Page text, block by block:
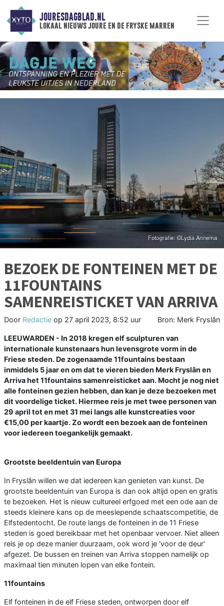
JOURESDAGBLAD.NL
lokaal nieuws joure en de fryske marren
BEZOEK DE FONTEINEN MET DE
11FOUNTAINS
SAMENREISTICKET VAN ARRIVA
Door Redactie op 27 april 2023, 8:52 uur Bron: Merk Fryslân
LEEUWARDEN - In 2018 kregen elf sculpturen van
internationale kunstenaars hun levensgrote vorm in de
Friese steden. De zogenaamde 11fountains bestaan
inmiddels 5 jaar en om dat te vieren bieden Merk Fryslân en
Arriva het 11fountains samenreisticket aan. Mocht je nog niet
alle fonteinen gezien hebben, dan kan je deze bezoeken met
dit voordelige ticket. Hiermee reis je met twee personen van
29 april tot en met 31 mei langs alle kunstcreaties voor
€15,00 per kaartje. Zo wordt een bezoek aan de fonteinen
voor iedereen toegankelijk gemaakt.
Grootste beeldentuin van Europa
In Fryslân willen we dat iedereen kan genieten van kunst. De
grootste beeldentuin van Europa is dan ook altijd open en gratis
te bezoeken. Het is nieuw cultureel erfgoed met een ode aan de
steeds kleinere kans op de meeslepende schaatscompetitie, de
Elfstedentocht. De route langs de fonteinen in de 11 Friese
steden is goed bereikbaar met het openbaar vervoer. Niet alleen
reis je op deze manier duurzaam, ook word je 'voor de deur'
afgezet. De bussen en treinen van Arriva stoppen namelijk op
maximaal tien minuten lopen van elke fontein.
11fountains
Elf fonteinen in de elf Friese steden, ontworpen door elf